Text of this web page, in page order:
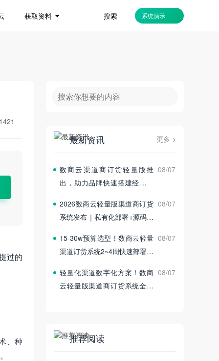
获取资料 搜索 系统演示
过的
、种
最新资讯 更多 >
数商云渠道商订货轻量版推
出，助力品牌快速搭建经销商
08/07
2026数商云轻量版渠道商订货
系统发布｜私有化部署+源码交
08/07
15‑30w预算选型！数商云轻量
渠道订货系统2~4周快速部署上
08/07
轻量化渠道数字化方案！数商
云轻量版渠道商订货系统全新
08/07
推荐阅读